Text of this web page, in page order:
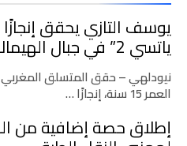
يوسف التازي يحقق إنجازًا
ياتسي 2” في جبال الهيمالايا
نيودلهي – حقق المتسلق المغربي
العمر 15 سنة، إنجازًا …
إطلاق حصة إضافية من